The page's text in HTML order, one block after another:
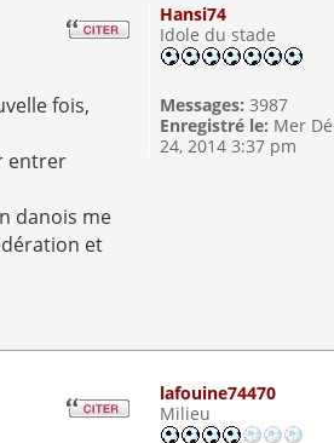
fois,
entrer
danois me
et
Hansi74
Idole du stade
Messages: 3987
Enregistré le: Mer
24, 2014 3:37 pm
lafouine74470
Milieu